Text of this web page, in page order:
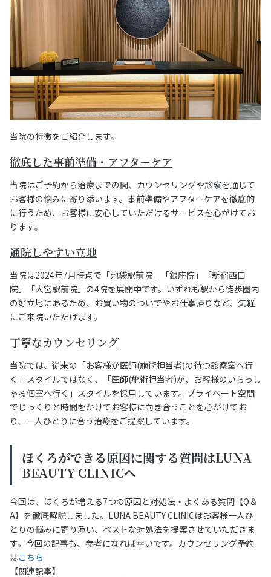
当院の特徴をご紹介します。
徹底した事前準備・アフターケア
当院はご予約から治療までの間、カウンセリングや診察を通じて
お客様の悩みに寄り添います。事前準備やアフターケアを徹底的
に行うため、お客様に安心していただけるサービスを心がけてお
ります。
通院しやすい立地
当院は2024年7月時点で「池袋駅前院」「銀座院」「新宿西口
院」「大宮駅前院」の4院を展開中です。いずれも駅から徒歩圏内
の好立地にあるため、お買い物のついでやお仕事帰りなど、気軽
にご来院いただけます。
丁寧なカウンセリング
当院では、従来の「お客様が医師(施術担当者)の待つ診察室へ行
く」スタイルではなく、「医師(施術担当者)が、お客様のいらっし
ゃる個室へ行く」スタイルを採用しています。プライベート空間
でじっくりと時間をかけてお客様に向き合うことを心がけてお
り、一人ひとりに合う治療をご提案しています。
ほくろができる原因に関する質問はLUNA
BEAUTY CLINICへ
今回は、ほくろが増える7つの原因と対処法・よくある質問【Q＆
A】を徹底解説しました。LUNA BEAUTY CLINICはお客様一人ひ
とりの悩みに寄り添い、ベストな対処法を提案させていただきま
す。今回の記事も、参考になれば幸いです。カウンセリング予約
はこちら
【関連記事】